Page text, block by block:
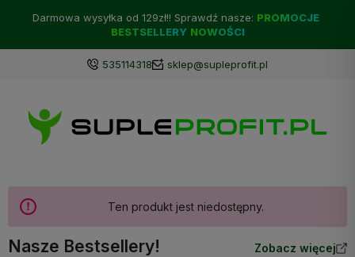
Darmowa wysyłka od 129zł!! Sprawdź nasze: PROMOCJE
BESTSELLERY NOWOŚCI
535114318 sklep@supleprofit.pl
Ten produkt jest niedostępny.
Nasze Bestsellery! Zobacz więcej